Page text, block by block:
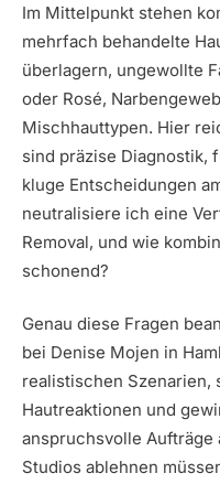
Im Mittelpunkt stehen
mehrfach behandelte
überlagern, ungewollte
oder Rosé,
Mischhauttypen. Hier
sind präzise Diagnostik,
kluge Entscheidungen
neutralisiere ich eine
Removal, und wie
schonend?
Genau diese Fragen
bei Denise Mojen in
realistischen
Hautreaktionen und
anspruchsvolle Aufträge
Studios ablehnen